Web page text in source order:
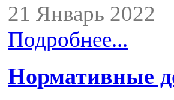
21 Январь 2022
Подробнее...
Нормативные